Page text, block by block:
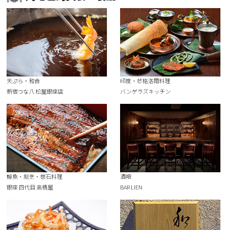
天ぷら・和食
新宿つな八 松屋銀座店
印度・芒格洛爾料理
バンゲラズキッチン
鰻魚・割烹・懷石料理
銀座 四代目 高橋屋
酒吧
BAR LIEN